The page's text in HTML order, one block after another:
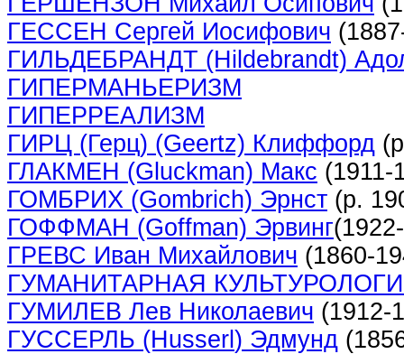
ГЕССЕН Сергей Иосифович
ГИЛЬДЕБРАНДТ (Hildebrandt)
ГИПЕРМАНЬЕРИЗМ
ГИПЕРРЕАЛИЗМ
ГИРЦ (Герц) (Geertz) Клиффорд
ГЛАКМЕН (Gluckman) Макс (1911-
ГОМБРИХ (Gombrich) Эрнст (р.
ГОФФМАН (Goffman) Эрвинг
ГРЕВС Иван Михайлович (1860-
ГУМАНИТАРНАЯ
ГУМИЛЕВ Лев Николаевич (1912-
ГУССЕРЛЬ (Husser ) Эдмунд